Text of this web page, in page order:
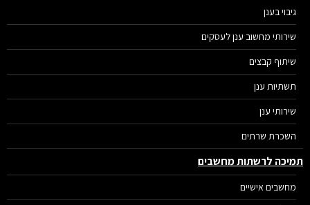
גיבוי בענן
שירותי מחשוב ענן לעסקים
שיתוף קבצים
תשתיות ענן
שירותי ענן
השכרת שרתים
לרשתות מחשבים
מחשבים אישיים